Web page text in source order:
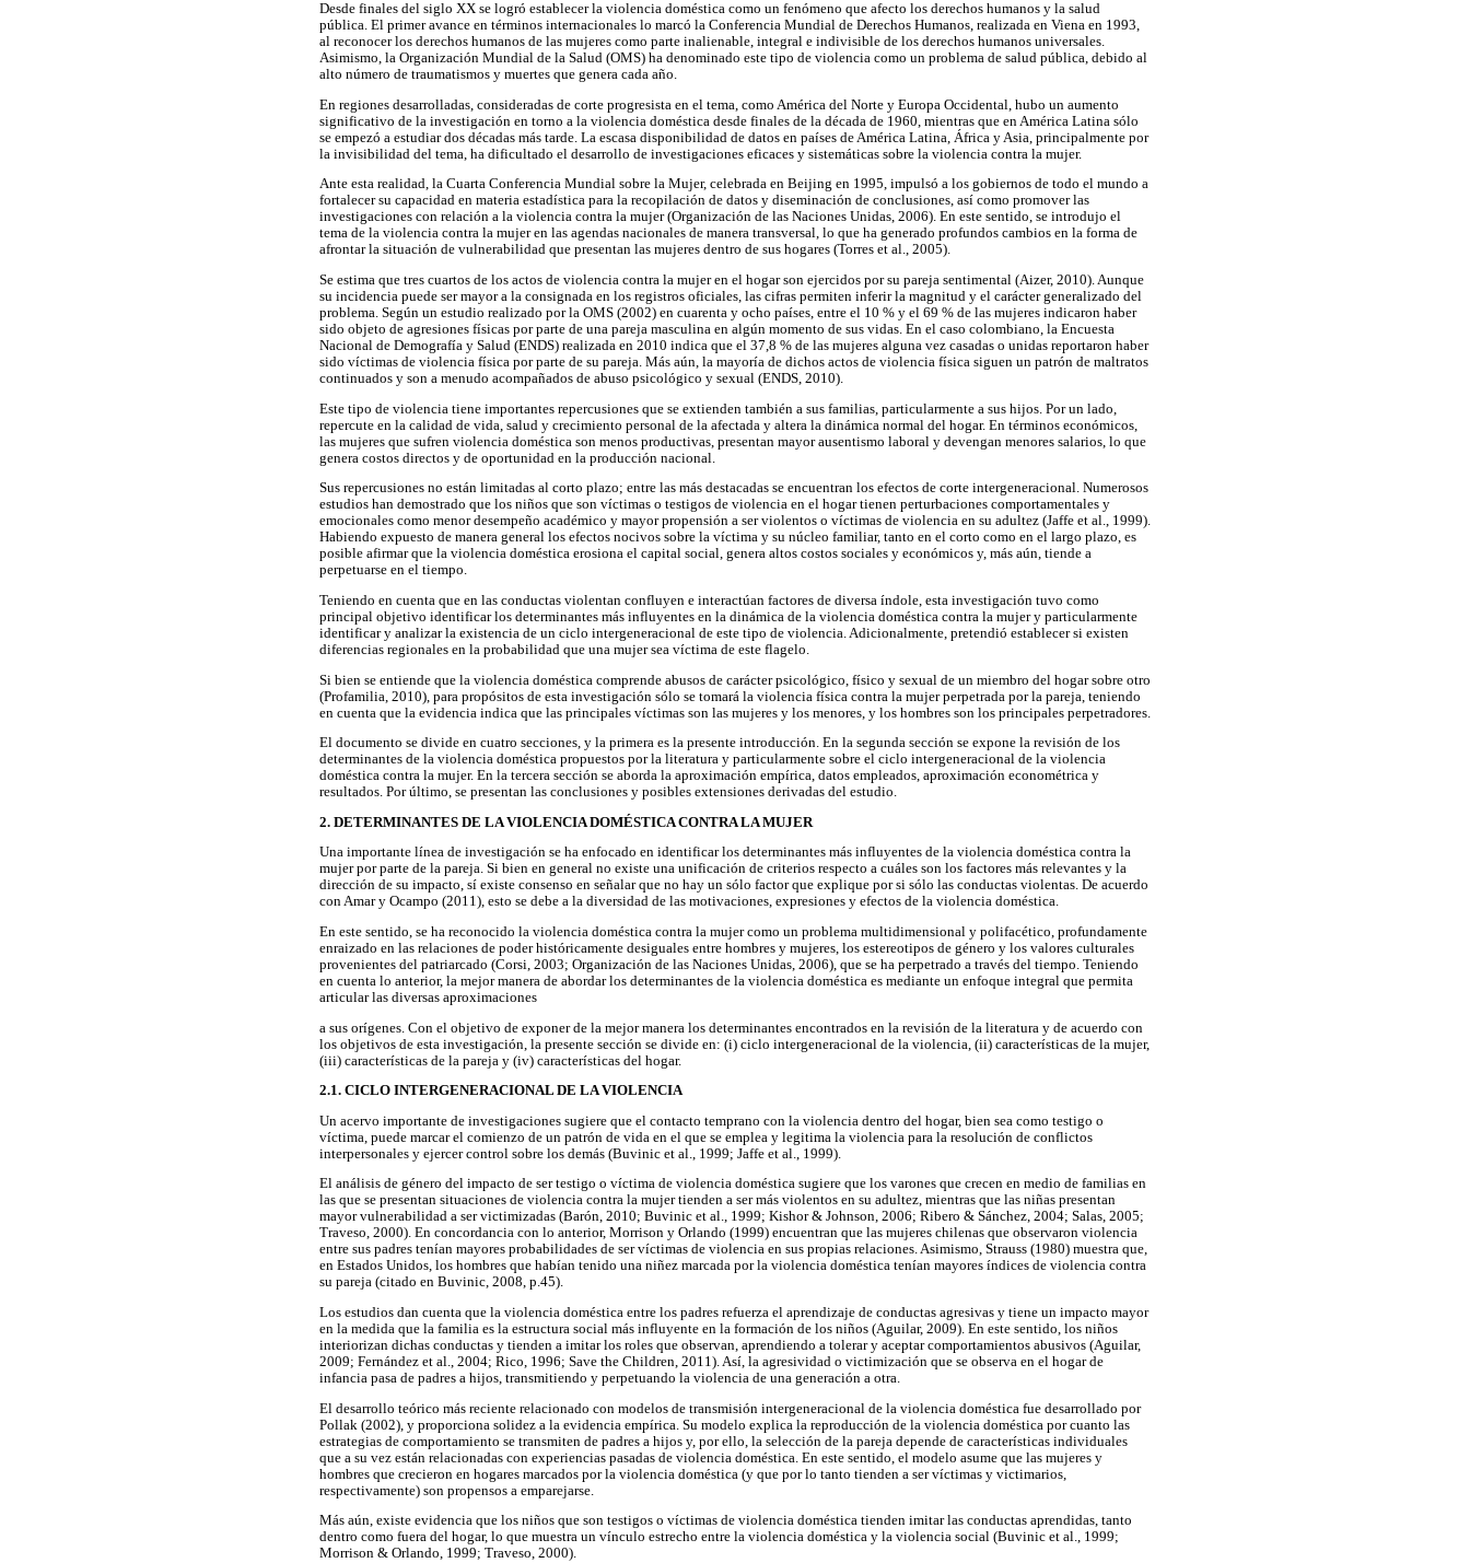
Desde finales del siglo XX se logró establecer la violencia doméstica como un fenómeno que afecto los derechos humanos y la salud
pública. El primer avance en términos internacionales lo marcó la Conferencia Mundial de Derechos Humanos, realizada en Viena en 1993,
al reconocer los derechos humanos de las mujeres como parte inalienable, integral e indivisible de los derechos humanos universales.
Asimismo, la Organización Mundial de la Salud (OMS) ha denominado este tipo de violencia como un problema de salud pública, debido al
alto número de traumatismos y muertes que genera cada año.
En regiones desarrolladas, consideradas de corte progresista en el tema, como América del Norte y Europa Occidental, hubo un aumento
significativo de la investigación en torno a la violencia doméstica desde finales de la década de 1960, mientras que en América Latina sólo
se empezó a estudiar dos décadas más tarde. La escasa disponibilidad de datos en países de América Latina, África y Asia, principalmente por
la invisibilidad del tema, ha dificultado el desarrollo de investigaciones eficaces y sistemáticas sobre la violencia contra la mujer.
Ante esta realidad, la Cuarta Conferencia Mundial sobre la Mujer, celebrada en Beijing en 1995, impulsó a los gobiernos de todo el mundo a
fortalecer su capacidad en materia estadística para la recopilación de datos y diseminación de conclusiones, así como promover las
investigaciones con relación a la violencia contra la mujer (Organización de las Naciones Unidas, 2006). En este sentido, se introdujo el
tema de la violencia contra la mujer en las agendas nacionales de manera transversal, lo que ha generado profundos cambios en la forma de
afrontar la situación de vulnerabilidad que presentan las mujeres dentro de sus hogares (Torres et al., 2005).
Se estima que tres cuartos de los actos de violencia contra la mujer en el hogar son ejercidos por su pareja sentimental (Aizer, 2010). Aunque
su incidencia puede ser mayor a la consignada en los registros oficiales, las cifras permiten inferir la magnitud y el carácter generalizado del
problema. Según un estudio realizado por la OMS (2002) en cuarenta y ocho países, entre el 10 % y el 69 % de las mujeres indicaron haber
sido objeto de agresiones físicas por parte de una pareja masculina en algún momento de sus vidas. En el caso colombiano, la Encuesta
Nacional de Demografía y Salud (ENDS) realizada en 2010 indica que el 37,8 % de las mujeres alguna vez casadas o unidas reportaron haber
sido víctimas de violencia física por parte de su pareja. Más aún, la mayoría de dichos actos de violencia física siguen un patrón de maltratos
continuados y son a menudo acompañados de abuso psicológico y sexual (ENDS, 2010).
Este tipo de violencia tiene importantes repercusiones que se extienden también a sus familias, particularmente a sus hijos. Por un lado,
repercute en la calidad de vida, salud y crecimiento personal de la afectada y altera la dinámica normal del hogar. En términos económicos,
las mujeres que sufren violencia doméstica son menos productivas, presentan mayor ausentismo laboral y devengan menores salarios, lo que
genera costos directos y de oportunidad en la producción nacional.
Sus repercusiones no están limitadas al corto plazo; entre las más destacadas se encuentran los efectos de corte intergeneracional. Numerosos
estudios han demostrado que los niños que son víctimas o testigos de violencia en el hogar tienen perturbaciones comportamentales y
emocionales como menor desempeño académico y mayor propensión a ser violentos o víctimas de violencia en su adultez (Jaffe et al., 1999).
Habiendo expuesto de manera general los efectos nocivos sobre la víctima y su núcleo familiar, tanto en el corto como en el largo plazo, es
posible afirmar que la violencia doméstica erosiona el capital social, genera altos costos sociales y económicos y, más aún, tiende a
perpetuarse en el tiempo.
Teniendo en cuenta que en las conductas violentan confluyen e interactúan factores de diversa índole, esta investigación tuvo como
principal objetivo identificar los determinantes más influyentes en la dinámica de la violencia doméstica contra la mujer y particularmente
identificar y analizar la existencia de un ciclo intergeneracional de este tipo de violencia. Adicionalmente, pretendió establecer si existen
diferencias regionales en la probabilidad que una mujer sea víctima de este flagelo.
Si bien se entiende que la violencia doméstica comprende abusos de carácter psicológico, físico y sexual de un miembro del hogar sobre otro
(Profamilia, 2010), para propósitos de esta investigación sólo se tomará la violencia física contra la mujer perpetrada por la pareja, teniendo
en cuenta que la evidencia indica que las principales víctimas son las mujeres y los menores, y los hombres son los principales perpetradores.
El documento se divide en cuatro secciones, y la primera es la presente introducción. En la segunda sección se expone la revisión de los
determinantes de la violencia doméstica propuestos por la literatura y particularmente sobre el ciclo intergeneracional de la violencia
doméstica contra la mujer. En la tercera sección se aborda la aproximación empírica, datos empleados, aproximación econométrica y
resultados. Por último, se presentan las conclusiones y posibles extensiones derivadas del estudio.
2. DETERMINANTES DE LA VIOLENCIA DOMÉSTICA CONTRA LA MUJER
Una importante línea de investigación se ha enfocado en identificar los determinantes más influyentes de la violencia doméstica contra la
mujer por parte de la pareja. Si bien en general no existe una unificación de criterios respecto a cuáles son los factores más relevantes y la
dirección de su impacto, sí existe consenso en señalar que no hay un sólo factor que explique por si sólo las conductas violentas. De acuerdo
con Amar y Ocampo (2011), esto se debe a la diversidad de las motivaciones, expresiones y efectos de la violencia doméstica.
En este sentido, se ha reconocido la violencia doméstica contra la mujer como un problema multidimensional y polifacético, profundamente
enraizado en las relaciones de poder históricamente desiguales entre hombres y mujeres, los estereotipos de género y los valores culturales
provenientes del patriarcado (Corsi, 2003; Organización de las Naciones Unidas, 2006), que se ha perpetrado a través del tiempo. Teniendo
en cuenta lo anterior, la mejor manera de abordar los determinantes de la violencia doméstica es mediante un enfoque integral que permita
articular las diversas aproximaciones
a sus orígenes. Con el objetivo de exponer de la mejor manera los determinantes encontrados en la revisión de la literatura y de acuerdo con
los objetivos de esta investigación, la presente sección se divide en: (i) ciclo intergeneracional de la violencia, (ii) características de la mujer,
(iii) características de la pareja y (iv) características del hogar.
2.1. CICLO INTERGENERACIONAL DE LA VIOLENCIA
Un acervo importante de investigaciones sugiere que el contacto temprano con la violencia dentro del hogar, bien sea como testigo o
víctima, puede marcar el comienzo de un patrón de vida en el que se emplea y legitima la violencia para la resolución de conflictos
interpersonales y ejercer control sobre los demás (Buvinic et al., 1999; Jaffe et al., 1999).
El análisis de género del impacto de ser testigo o víctima de violencia doméstica sugiere que los varones que crecen en medio de familias en
las que se presentan situaciones de violencia contra la mujer tienden a ser más violentos en su adultez, mientras que las niñas presentan
mayor vulnerabilidad a ser victimizadas (Barón, 2010; Buvinic et al., 1999; Kishor & Johnson, 2006; Ribero & Sánchez, 2004; Salas, 2005;
Traveso, 2000). En concordancia con lo anterior, Morrison y Orlando (1999) encuentran que las mujeres chilenas que observaron violencia
entre sus padres tenían mayores probabilidades de ser víctimas de violencia en sus propias relaciones. Asimismo, Strauss (1980) muestra que,
en Estados Unidos, los hombres que habían tenido una niñez marcada por la violencia doméstica tenían mayores índices de violencia contra
su pareja (citado en Buvinic, 2008, p.45).
Los estudios dan cuenta que la violencia doméstica entre los padres refuerza el aprendizaje de conductas agresivas y tiene un impacto mayor
en la medida que la familia es la estructura social más influyente en la formación de los niños (Aguilar, 2009). En este sentido, los niños
interiorizan dichas conductas y tienden a imitar los roles que observan, aprendiendo a tolerar y aceptar comportamientos abusivos (Aguilar,
2009; Fernández et al., 2004; Rico, 1996; Save the Children, 2011). Así, la agresividad o victimización que se observa en el hogar de
infancia pasa de padres a hijos, transmitiendo y perpetuando la violencia de una generación a otra.
El desarrollo teórico más reciente relacionado con modelos de transmisión intergeneracional de la violencia doméstica fue desarrollado por
Pollak (2002), y proporciona solidez a la evidencia empírica. Su modelo explica la reproducción de la violencia doméstica por cuanto las
estrategias de comportamiento se transmiten de padres a hijos y, por ello, la selección de la pareja depende de características individuales
que a su vez están relacionadas con experiencias pasadas de violencia doméstica. En este sentido, el modelo asume que las mujeres y
hombres que crecieron en hogares marcados por la violencia doméstica (y que por lo tanto tienden a ser víctimas y victimarios,
respectivamente) son propensos a emparejarse.
Más aún, existe evidencia que los niños que son testigos o víctimas de violencia doméstica tienden imitar las conductas aprendidas, tanto
dentro como fuera del hogar, lo que muestra un vínculo estrecho entre la violencia doméstica y la violencia social (Buvinic et al., 1999;
Morrison & Orlando, 1999; Traveso, 2000).